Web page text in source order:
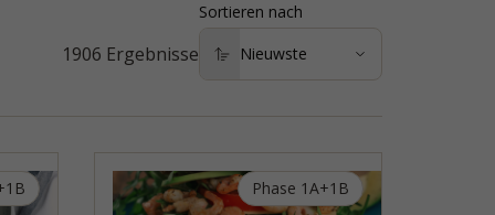
1906 Ergebnisse
Sortieren nach
Phase 1A+1B